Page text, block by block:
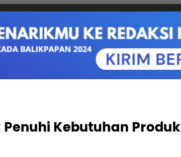
Kebutuhan Produk